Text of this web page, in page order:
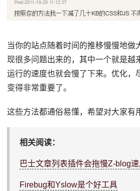
当你的站点随着时间的推移慢慢地做
现很多问题出来的，其中一个就是越
运行的速度也就会慢了下来。优化，
变得非常重要了。
这些方法都通俗易懂，希望对大家有
相关阅读：
巴士文章列表插件会拖慢Z-blog
Firebug和Yslow是个好工具